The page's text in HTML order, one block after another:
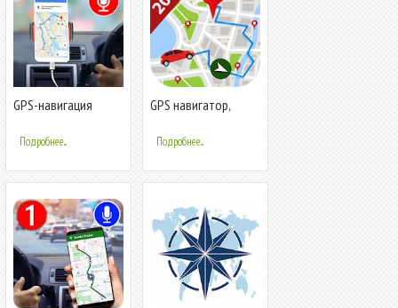
GPS-навигация
App
Подробнее...
GPS навигатор,
построить маршрут
Подробнее...